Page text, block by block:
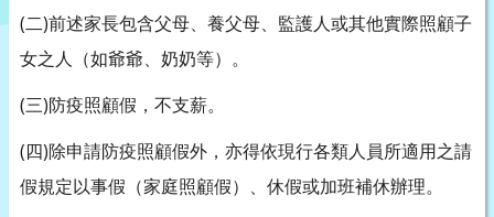
(二)前述家長包含父母、養父母、監護人或其他實際照顧子
女之人（如爺爺、奶奶等）。
(三)防疫照顧假，不支薪。
(四)除申請防疫照顧假外，亦得依現行各類人員所適用之請
假規定以事假（家庭照顧假）、休假或加班補休辦理。